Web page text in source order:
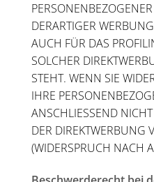
DERARTIGER
AUCH FÜR DAS
SOLCHER
STEHT. WENN SIE
IHRE
ANSCHLIESSEND
DER DIREKTWERBUNG
(WIDERSPRUCH NACH